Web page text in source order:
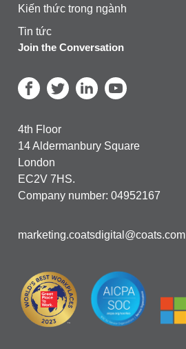
Kiến thức trong ngành
Tin tức
Join the Conversation
4th Floor
14 Aldermanbury Square
London
EC2V 7HS.
Company number: 04952167
marketing.coatsdigital@coats.com